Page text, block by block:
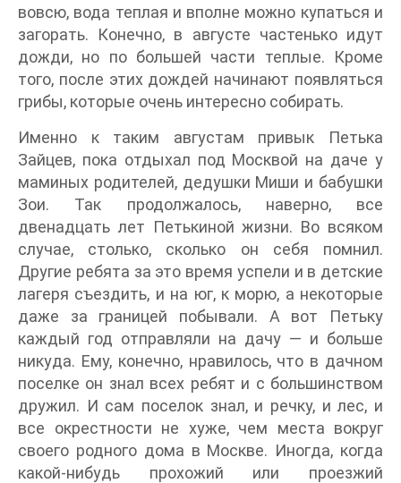
вовсю, вода теплая и вполне можно купаться и
загорать. Конечно, в августе частенько идут
дожди, но по большей части теплые. Кроме
того, после этих дождей начинают появляться
грибы, которые очень интересно собирать.
Именно к таким августам привык Петька
Зайцев, пока отдыхал под Москвой на даче у
маминых родителей, дедушки Миши и бабушки
Зои. Так продолжалось, наверно, все
двенадцать лет Петькиной жизни. Во всяком
случае, столько, сколько он себя помнил.
Другие ребята за это время успели и в детские
лагеря съездить, и на юг, к морю, а некоторые
даже за границей побывали. А вот Петьку
каждый год отправляли на дачу — и больше
никуда. Ему, конечно, нравилось, что в дачном
поселке он знал всех ребят и с большинством
дружил. И сам поселок знал, и речку, и лес, и
все окрестности не хуже, чем места вокруг
своего родного дома в Москве. Иногда, когда
какой-нибудь прохожий или проезжий